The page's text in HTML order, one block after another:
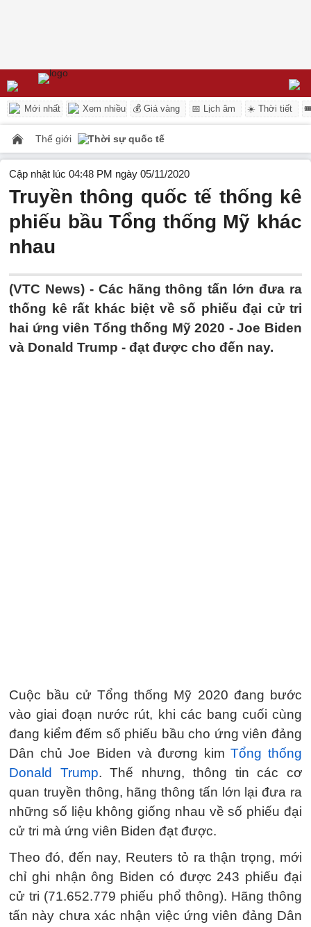
Mới nhất Xem nhiều 💰 Giá vàng 📅 Lịch âm ☀️ Thời tiết
Thế giới Thời sự quốc tế
Cập nhật lúc 04:48 PM ngày 05/11/2020
Truyền thông quốc tế thống kê
phiếu bầu Tổng thống Mỹ khác
nhau
(VTC News) - Các hãng thông tấn lớn đưa ra
thống kê rất khác biệt về số phiếu đại cử tri
hai ứng viên Tổng thống Mỹ 2020 - Joe Biden
và Donald Trump - đạt được cho đến nay.
Cuộc bầu cử Tổng thống Mỹ 2020 đang bước
vào giai đoạn nước rút, khi các bang cuối cùng
đang kiểm đếm số phiếu bầu cho ứng viên đảng
Dân chủ Joe Biden và đương kimTổng thống
Donald Trump. Thế nhưng, thông tin các cơ
quan truyền thông, hãng thông tấn lớn lại đưa ra
những số liệu không giống nhau về số phiếu đại
cử tri mà ứng viên Biden đạt được.
Theo đó, đến nay, Reuters tỏ ra thận trọng, mới
chỉ ghi nhận ông Biden có được 243 phiếu đại
cử tri (71.652.779 phiếu phổ thông). Hãng thông
tấn này chưa xác nhận việc ứng viên đảng Dân